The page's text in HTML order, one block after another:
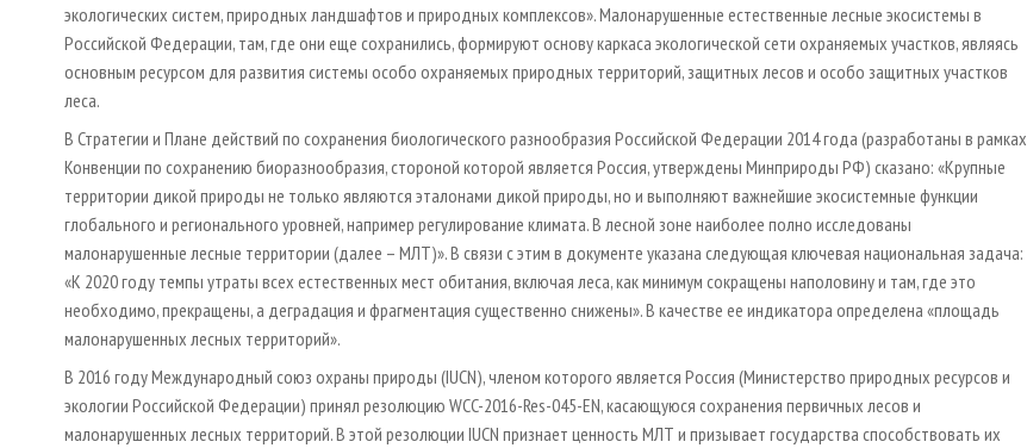
экологических систем, природных ландшафтов и природных комплексов». Малонарушенные естественные лесные экосистемы в
Российской Федерации, там, где они еще сохранились, формируют основу каркаса экологической сети охраняемых участков, являясь
основным ресурсом для развития системы особо охраняемых природных территорий, защитных лесов и особо защитных участков
леса.
В Стратегии и Плане действий по сохранения биологического разнообразия Российской Федерации 2014 года (разработаны в рамках
Конвенции по сохранению биоразнообразия, стороной которой является Россия, утверждены Минприроды РФ) сказано: «Крупные
территории дикой природы не только являются эталонами дикой природы, но и выполняют важнейшие экосистемные функции
глобального и регионального уровней, например регулирование климата. В лесной зоне наиболее полно исследованы
малонарушенные лесные территории (далее – МЛТ)». В связи с этим в документе указана следующая ключевая национальная задача:
«К 2020 году темпы утраты всех естественных мест обитания, включая леса, как минимум сокращены наполовину и там, где это
необходимо, прекращены, а деградация и фрагментация существенно снижены». В качестве ее индикатора определена «площадь
малонарушенных лесных территорий».
В 2016 году Международный союз охраны природы (IUCN), членом которого является Россия (Министерство природных ресурсов и
экологии Российской Федерации) принял резолюцию WCC-2016-Res-045-EN, касающуюся сохранения первичных лесов и
малонарушенных лесных территорий. В этой резолюции IUCN признает ценность МЛТ и призывает государства способствовать их